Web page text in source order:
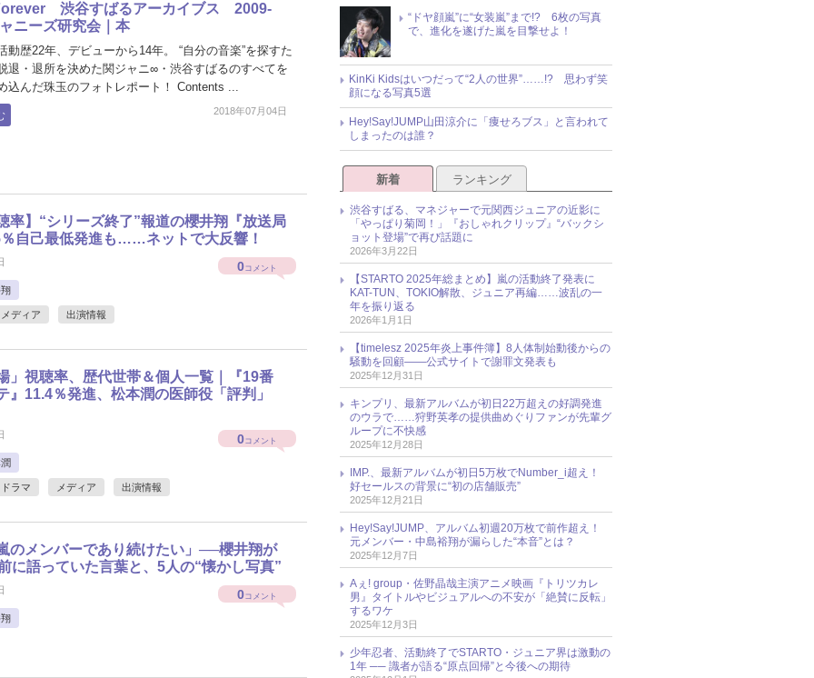
渋谷すばるアーカイブス 2009-
ニーズ研究会｜本
動歴22年、デビューから14年。 “自分の音楽”を探すた
退・退所を決めた関ジャニ∞・渋谷すばるのすべてを
込んだ珠玉のフォトレポート！ Contents ...
2018年07月04日
率】“シリーズ終了”報道の櫻井翔『放送局
自己最低発進も……ネットで大反響！
0コメント
メディア 出演情報
」視聴率、歴代世帯＆個人一覧｜『19番
』11.4％発進、松本潤の医師役「評判」
0コメント
ドラマ メディア 出演情報
のメンバーであり続けたい」──櫻井翔が
に語っていた言葉と、5人の“懐かし写真”
0コメント
“ドヤ顔嵐”に“女装嵐”まで!? 6枚の写真
で、進化を遂げた嵐を目撃せよ！
KinKi Kidsはいつだって“2人の世界”……!? 思わず笑
顔になる写真5選
Hey!Say!JUMP山田涼介に「痩せろブス」と言われて
しまったのは誰？
新着 ランキング
渋谷すばる、マネジャーで元関西ジュニアの近影に
「やっぱり菊岡！」『おしゃれクリップ』“バックシ
ョット登場”で再び話題に
2026年3月22日
【STARTO 2025年総まとめ】嵐の活動終了発表に
KAT-TUN、TOKIO解散、ジュニア再編……波乱の一
年を振り返る
2026年1月1日
【timelesz 2025年炎上事件簿】8人体制始動後からの
騒動を回顧――公式サイトで謝罪文発表も
2025年12月31日
キンプリ、最新アルバムが初日22万超えの好調発進
のウラで……狩野英孝の提供曲めぐりファンが先輩グ
ループに不快感
2025年12月28日
IMP.、最新アルバムが初日5万枚でNumber_i超え！
好セールスの背景に“初の店舗販売”
2025年12月21日
Hey!Say!JUMP、アルバム初週20万枚で前作超え！
元メンバー・中島裕翔が漏らした“本音”とは？
2025年12月7日
Aぇ! group・佐野晶哉主演アニメ映画『トリツカレ
男』タイトルやビジュアルへの不安が「絶賛に反転」
するワケ
2025年12月3日
少年忍者、活動終了でSTARTO・ジュニア界は激動の
1年 ── 識者が語る“原点回帰”と今後への期待